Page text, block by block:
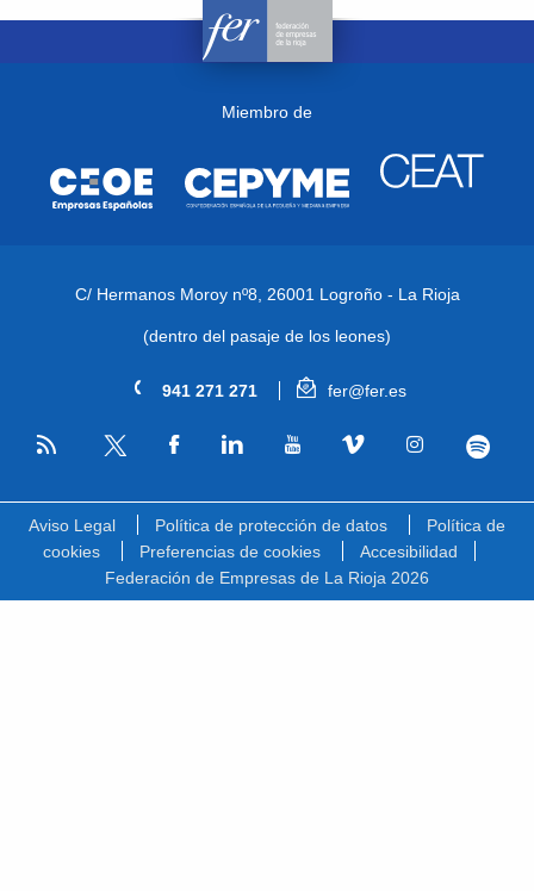
Miembro de
C/ Hermanos Moroy nº8, 26001 Logroño - La Rioja
(dentro del pasaje de los leones)
941 271 271 fer@fer.es
RSS
Aviso Legal Política de protección de datos
Política de
cookies
Preferencias de cookies
Accesibilidad
Federación de Empresas de La Rioja 2026